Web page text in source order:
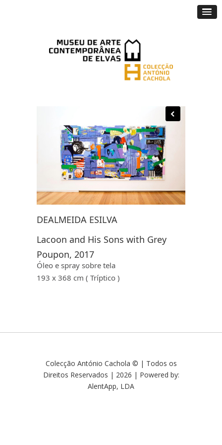
DEALMEIDA ESILVA
Lacoon and His Sons with Grey
Poupon, 2017
Óleo e spray sobre tela
193 x 368 cm ( Tríptico )
Colecção António Cachola © | Todos os
Direitos Reservados | 2026 | Powered by:
AlentApp, LDA